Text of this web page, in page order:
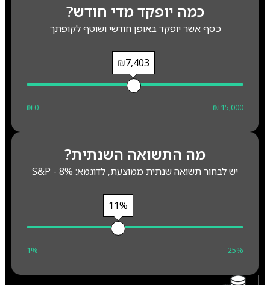
כמה יופקד מדי חודש?
כסף אשר יופקד באופן חודשי ושוטף לקופתך
₪7,403
₪ 0 ₪ 15,000
מה התשואה השנתית?
יש לבחור תשואה שנתית ממוצעת, לדוגמא: S&P - 8%
11%
1% 25%